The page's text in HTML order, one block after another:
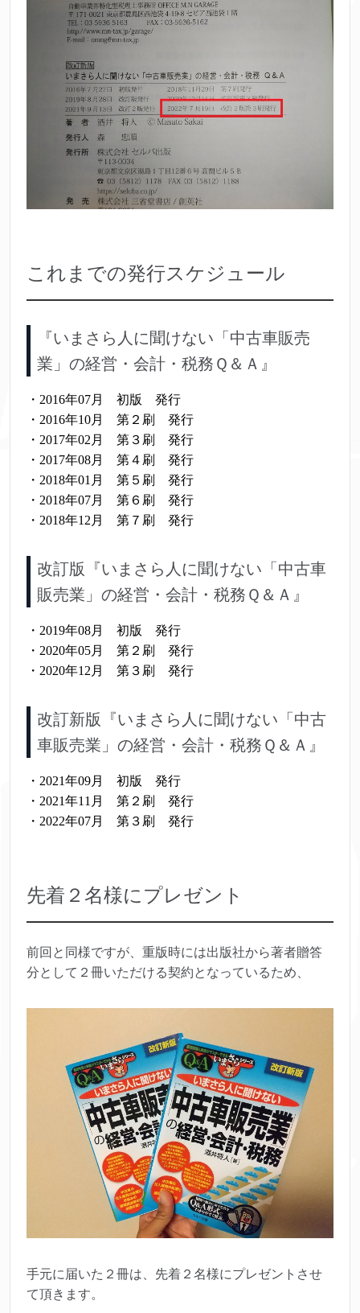
これまでの発行スケジュール
『いまさら人に聞けない「中古車販売
業」の経営・会計・税務Ｑ＆Ａ』
・2016年07月 初版 発行
・2016年10月 第２刷 発行
・2017年02月 第３刷 発行
・2017年08月 第４刷 発行
・2018年01月 第５刷 発行
・2018年07月 第６刷 発行
・2018年12月 第７刷 発行
改訂版『いまさら人に聞けない「中古車
販売業」の経営・会計・税務Ｑ＆Ａ』
・2019年08月 初版 発行
・2020年05月 第２刷 発行
・2020年12月 第３刷 発行
改訂新版『いまさら人に聞けない「中古
車販売業」の経営・会計・税務Ｑ＆Ａ』
・2021年09月 初版 発行
・2021年11月 第２刷 発行
・2022年07月 第３刷 発行
先着２名様にプレゼント
前回と同様ですが、重版時には出版社から著者贈答
分として２冊いただける契約となっているため、
手元に届いた２冊は、先着２名様にプレゼントさせ
て頂きます。